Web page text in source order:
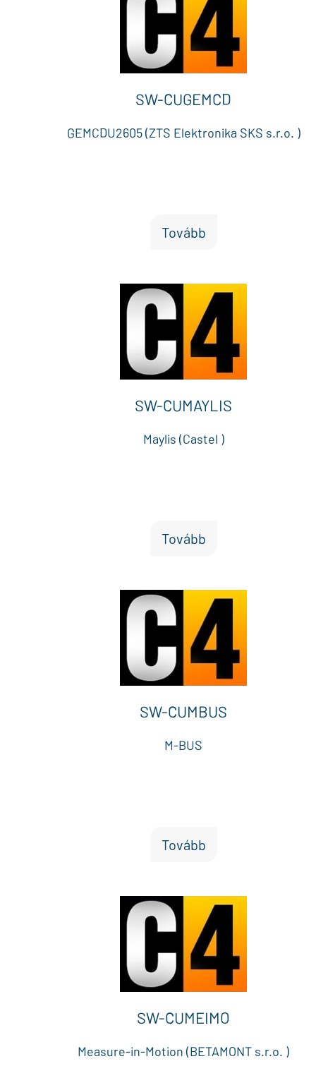
SW-CUGEMCD
GEMCDU2605 (ZTS Elektronika SKS s.r.o. )
Tovább
SW-CUMAYLIS
Maylis (Castel )
Tovább
SW-CUMBUS
M-BUS
Tovább
SW-CUMEIMO
Measure-in-Motion (BETAMONT s.r.o. )